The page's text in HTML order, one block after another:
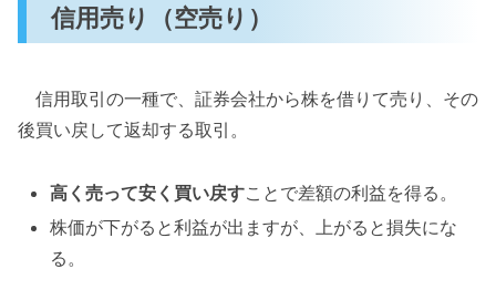
信用売り（空売り）
信用取引の一種で、証券会社から株を借りて売り、その
後買い戻して返却する取引。
高く売って安く買い戻すことで差額の利益を得る。
株価が下がると利益が出ますが、上がると損失にな
る。